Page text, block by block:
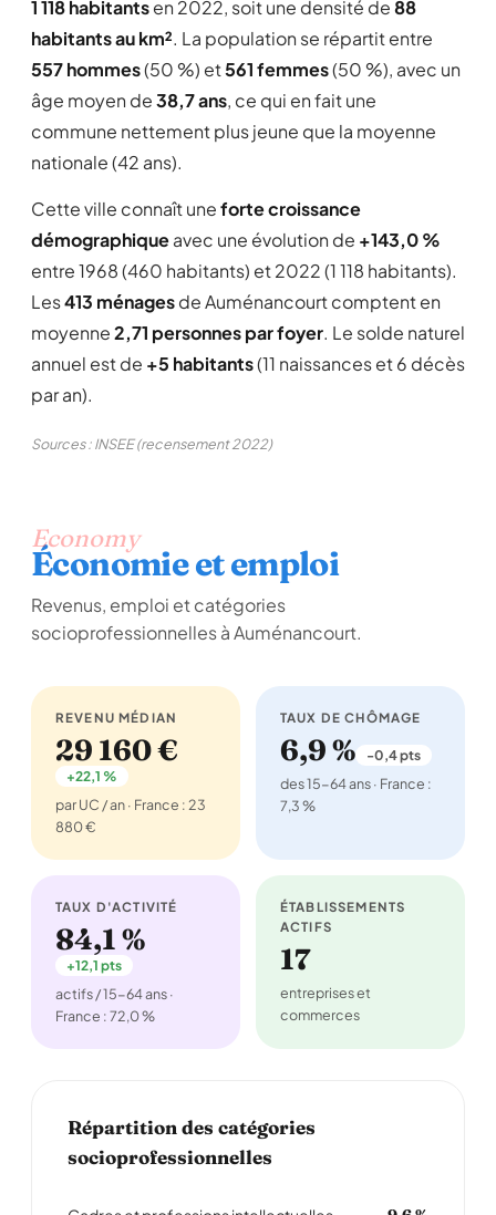
1 118 habitantsen 2022, soit une densité de88
habitants au km². La population se répartit entre
557 hommes(50 %) et561 femmes(50 %), avec un
âge moyen de38,7 ans, ce qui en fait une
commune nettement plus jeune que la moyenne
nationale (42 ans).
Cette ville connaît uneforte croissance
démographiqueavec une évolution de +143,0 %
entre 1968 (460 habitants) et 2022 (1 118 habitants).
Les413 ménagesde Auménancourt comptent en
moyenne2,71 personnes par foyer. Le solde naturel
annuel est de +5 habitants(11 naissances et 6 décès
par an).
Sources : INSEE (recensement 2022)
Economy
Économie et emploi
Revenus, emploi et catégories
socioprofessionnelles à Auménancourt.
REVENU MÉDIAN
29 160 €
+22,1 %
par UC / an · France : 23
880 €
TAUX DE CHÔMAGE
6,9 % -0,4 pts
des 15-64 ans · France :
7,3 %
TAUX D'ACTIVITÉ
84,1 %
+12,1 pts
actifs / 15-64 ans ·
France : 72,0 %
ÉTABLISSEMENTS
ACTIFS
17
entreprises et
commerces
Répartition des catégories
socioprofessionnelles